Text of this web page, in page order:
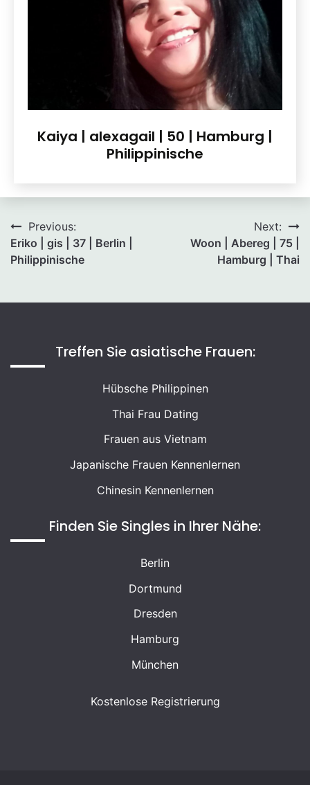
Kaiya | alexagail | 50 | Hamburg |
Philippinische
Beitragsnavigation
Previous:
Eriko | gis | 37 | Berlin |
Philippinische
Next:
Woon | Abereg | 75 |
Hamburg | Thai
Treffen Sie asiatische Frauen:
Hübsche Philippinen
Thai Frau Dating
Frauen aus Vietnam
Japanische Frauen Kennenlernen
Chinesin Kennenlernen
Finden Sie Singles in Ihrer Nähe:
Berlin
Dortmund
Dresden
Hamburg
München
Kostenlose Registrierung